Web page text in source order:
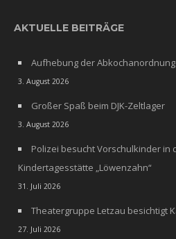
AKTUELLE BEITRÄGE
Aufhebung der Abkochanordnung
3. August 2026
Großer Spaß beim DJK-Zeltlager
3. August 2026
Polizei besucht Vorschulkinder in
Kindertagesstätte „Löwenzahn“
31. Juli 2026
Theatergruppe Letzau besichtigt
27. Juli 2026